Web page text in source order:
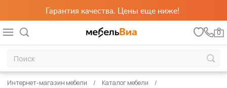
Гарантия качества. Цены еще ниже!
0
Интернет-магазин мебели
Каталог мебели